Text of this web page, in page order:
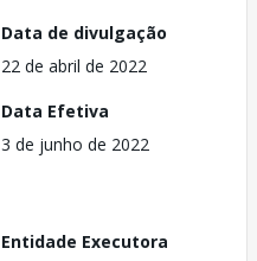
Data de divulgação
22 de abril de 2022
Data Efetiva
3 de junho de 2022
Entidade Executora